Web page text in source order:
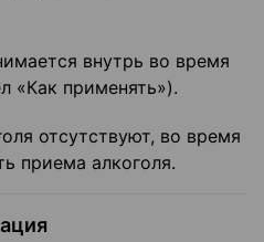
внутрь во время
«Как применять»).
отсутствуют, во время
приема алкоголя.